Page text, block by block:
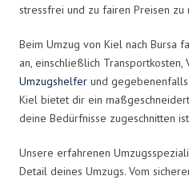
stressfrei und zu fairen Preisen zu
Beim Umzug von Kiel nach Bursa
an, einschließlich Transportkosten,
Umzugshelfer und
Kiel bietet dir ein
deine Bedürfnisse zugeschnitten
Unsere erfahrenen
Detail deines Umzugs. Vom